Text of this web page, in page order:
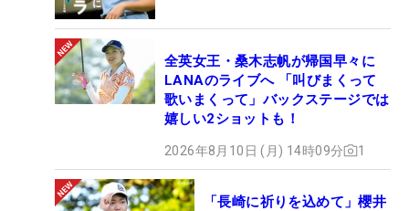
全英女王・桑木志帆が帰国早々に
LANAのライブへ 「叫びまくって
歌いまくって」バックステージでは
嬉しい2ショットも！
2026年8月10日 (月) 14時09分 1
「長崎に祈りを込めて」櫻井